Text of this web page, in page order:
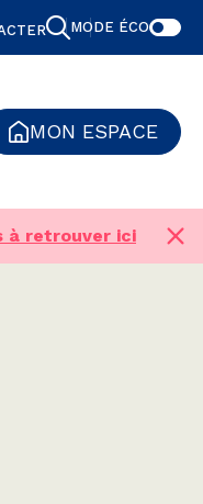
MODE ÉCO
MON ESPACE
à retrouver ici